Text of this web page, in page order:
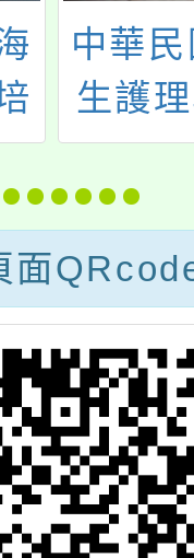
中華
生護
年度
理兩
活
面